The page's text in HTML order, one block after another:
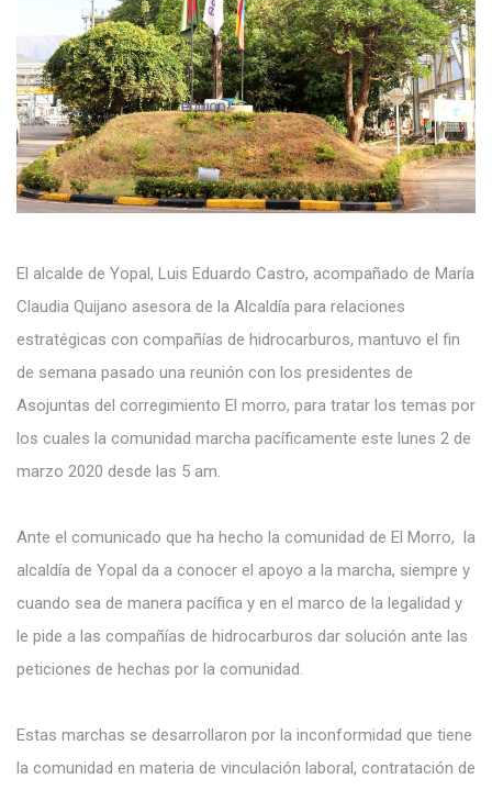
El alcalde de Yopal, Luis Eduardo Castro, acompañado de María
Claudia Quijano asesora de la Alcaldía para relaciones
estratégicas con compañías de hidrocarburos, mantuvo el fin
de semana pasado una reunión con los presidentes de
Asojuntas del corregimiento El morro, para tratar los temas por
los cuales la comunidad marcha pacíficamente este lunes 2 de
marzo 2020 desde las 5 am.
Ante el comunicado que ha hecho la comunidad de El Morro, la
alcaldía de Yopal da a conocer el apoyo a la marcha, siempre y
cuando sea de manera pacífica y en el marco de la legalidad y
le pide a las compañías de hidrocarburos dar solución ante las
peticiones de hechas por la comunidad.
Estas marchas se desarrollaron por la inconformidad que tiene
la comunidad en materia de vinculación laboral, contratación de